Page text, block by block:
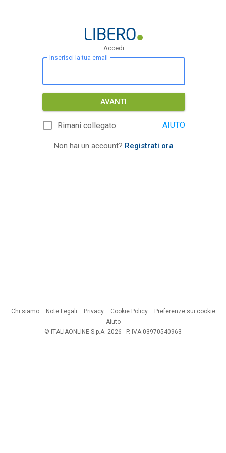
Accedi
Inserisci la tua email
AVANTI
Rimani collegato AIUTO
Non hai un account? Registrati ora
Chi siamo Note Legali Privacy Cookie Policy
Preferenze sui cookie
Aiuto
© ITALIAONLINE S.p.A. 2026 - P. IVA 03970540963